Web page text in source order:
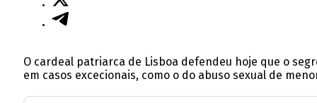
O cardeal patriarca de Lisboa defendeu hoje que o
em casos excecionais, como o do abuso sexual de